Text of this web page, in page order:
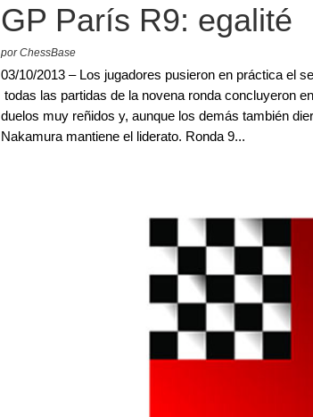
GP París R9: egalité
por ChessBase
03/10/2013 – Los jugadores pusieron en práctica el
todas las partidas de la novena ronda concluyeron
duelos muy reñidos y, aunque los demás también
Nakamura mantiene el liderato. Ronda 9...